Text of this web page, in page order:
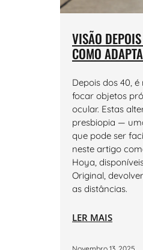
VISÃO
COMO
Depois dos 40,
focar objetos
ocular. Estas
presbiopia —
que pode ser
neste artigo
Hoya,
Original,
as distâncias.
LER MAIS